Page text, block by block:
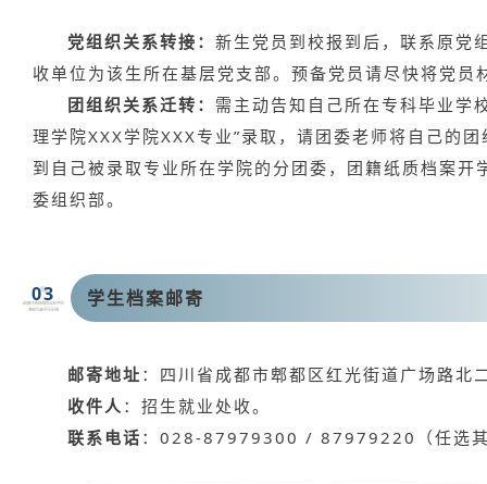
党组织关系转接： 新生党员到校报到后，联系原党
收单位为该生所在基层党支部。预备党员请尽快将党员
团组织关系迁转： 需主动告知自己所在专科毕业学
理学院XXX学院XXX专业”录取，请团委老师将自己的团
到自己被录取专业所在学院的分团委，团籍纸质档案
委组织部。
03 学生档案邮寄
邮寄地址 ：四川省成都市郫都区红光街道广场路北
收件人 ：招生就业处收。
联系电话 ：028-87979300 / 87979220（任选